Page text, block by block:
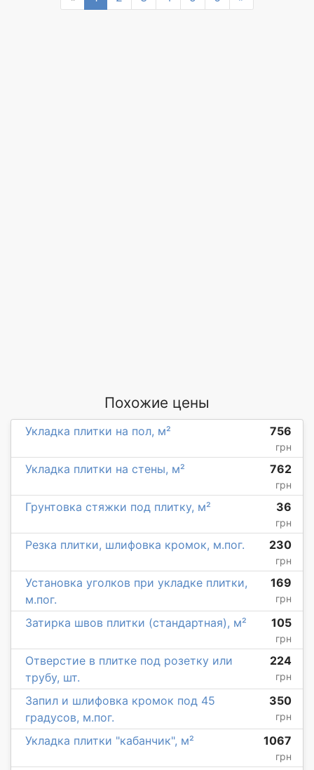
Похожие цены
Укладка плитки на пол, м² 756
грн
Укладка плитки на стены, м² 762
грн
Грунтовка стяжки под плитку, м² 36
грн
Резка плитки, шлифовка кромок, м.пог. 230
грн
Установка уголков при укладке плитки,
м.пог.
169
грн
Затирка швов плитки (стандартная), м² 105
грн
Отверстие в плитке под розетку или
трубу, шт.
224
грн
Запил и шлифовка кромок под 45
градусов, м.пог.
350
грн
Укладка плитки "кабанчик", м² 1067
грн